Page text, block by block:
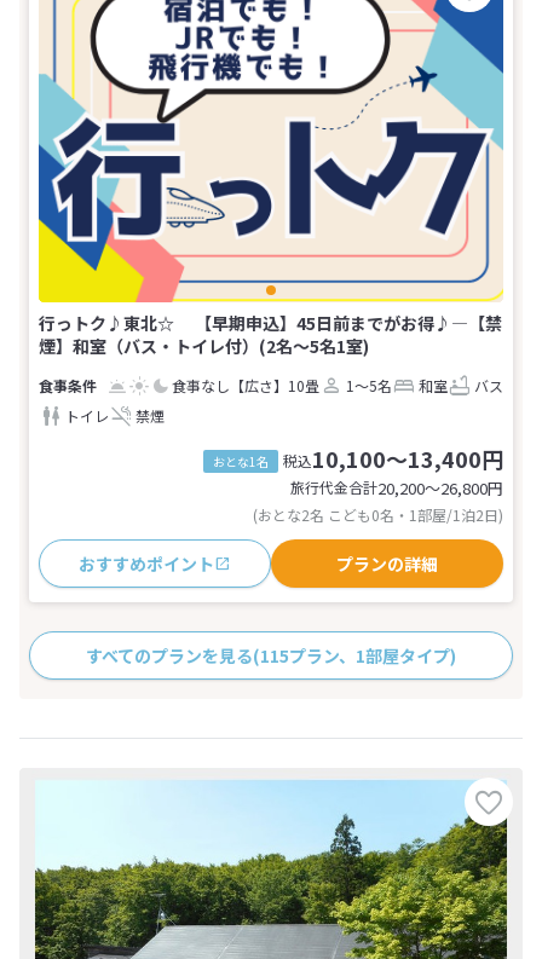
行っトク♪東北☆ 【早期申込】45日前までがお得♪―【禁
煙】和室（バス・トイレ付）(2名～5名1室)
食事なし 【広さ】10畳 1～5名 和室
バス
トイレ
禁煙
おとな1名 税込10,100～13,400円
旅行代金合計20,200〜26,800円
(おとな2名 こども0名・1部屋/1泊2日)
おすすめポイント プランの詳細
すべてのプランを見る(115プラン、1部屋タイプ)